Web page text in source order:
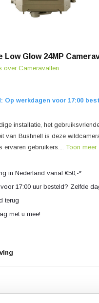
Low Glow 24MP
over Cameravallen
Op werkdagen voor 17:00
installatie, het
van Bushnell is deze
ervaren gebruikers....Toon meer
in Nederland vanaf €50,-*
17:00 uur besteld? Zelfde
terug
met u mee!